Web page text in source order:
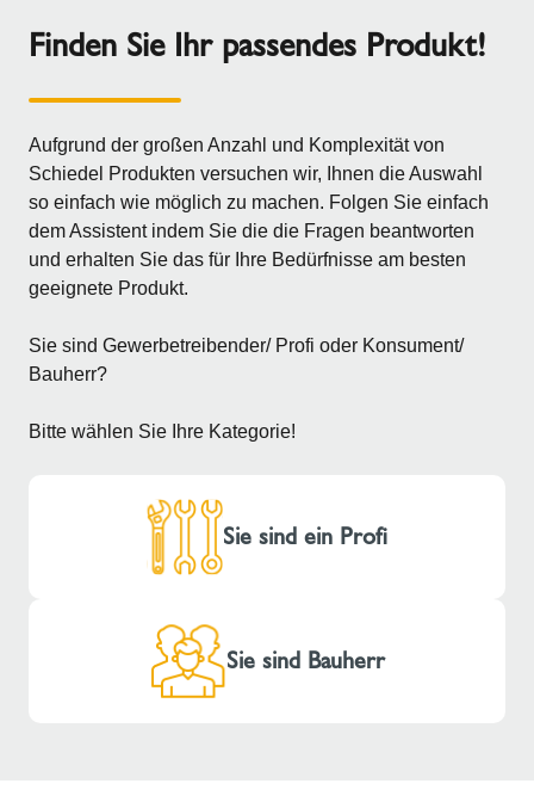
Finden Sie Ihr passendes Produkt!
Aufgrund der großen Anzahl und Komplexität von
Schiedel Produkten versuchen wir, Ihnen die Auswahl
so einfach wie möglich zu machen. Folgen Sie einfach
dem Assistent indem Sie die die Fragen beantworten
und erhalten Sie das für Ihre Bedürfnisse am besten
geeignete Produkt.
Sie sind Gewerbetreibender/ Profi oder Konsument/
Bauherr?
Bitte wählen Sie Ihre Kategorie!
Sie sind ein Profi
Sie sind Bauherr